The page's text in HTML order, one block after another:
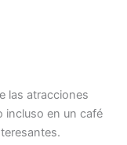
las atracciones
incluso en un café